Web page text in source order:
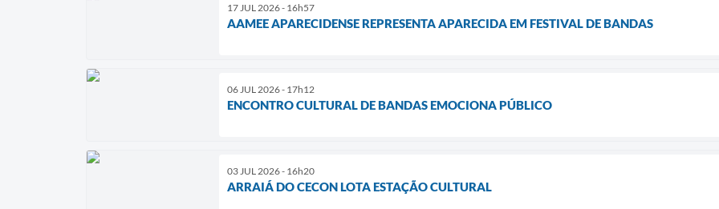
17 JUL 2026 - 16h57
AAMEE APARECIDENSE REPRESENTA APARECIDA EM FESTIVAL DE BANDAS
06 JUL 2026 - 17h12
ENCONTRO CULTURAL DE BANDAS EMOCIONA PÚBLICO
03 JUL 2026 - 16h20
ARRAIÁ DO CECON LOTA ESTAÇÃO CULTURAL